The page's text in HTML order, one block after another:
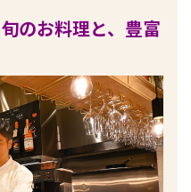
のお料理と、豊富